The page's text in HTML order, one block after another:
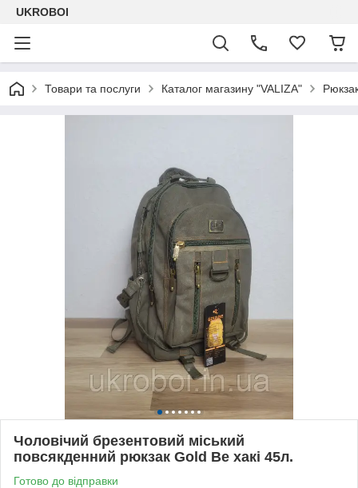
UKROBOI
Товари та послуги Каталог магазину "VALIZA"
Чоловічий брезентовий міський
повсякденний рюкзак Gold Be хакі 45л.
Готово до відправки